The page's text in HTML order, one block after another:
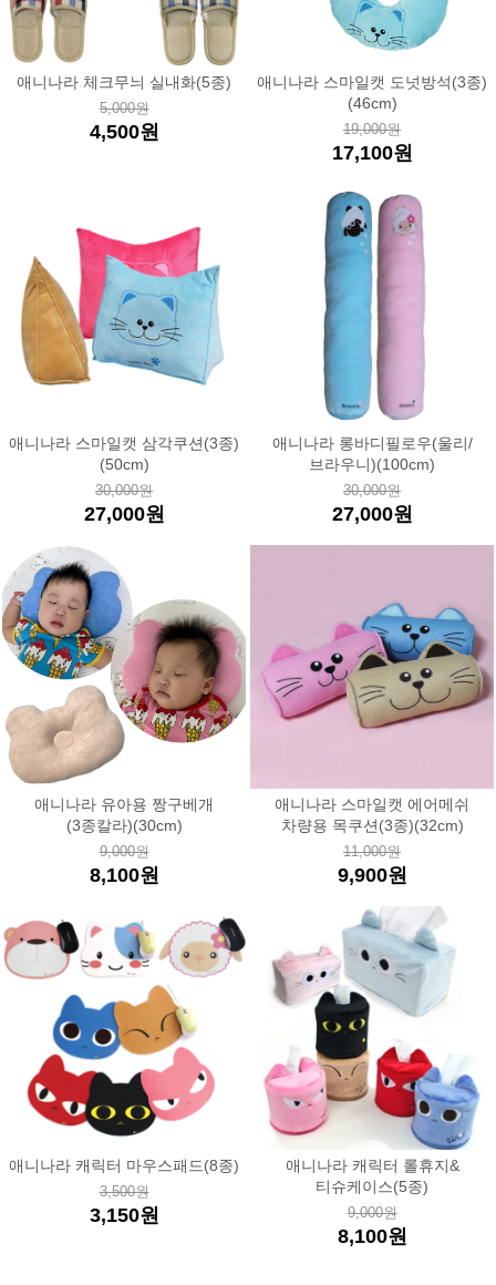
애니나라 체크무늬 실내화(5종)
5,000원
4,500원
애니나라 스마일캣 도넛방석(3종)
(46cm)
19,000원
17,100원
애니나라 스마일캣 삼각쿠션(3종)
(50cm)
30,000원
27,000원
애니나라 롱바디필로우(울리/
브라우니)(100cm)
30,000원
27,000원
애니나라 유아용 짱구베개
(3종칼라)(30cm)
9,000원
8,100원
애니나라 스마일캣 에어메쉬
차량용 목쿠션(3종)(32cm)
11,000원
9,900원
애니나라 캐릭터 마우스패드(8종)
3,500원
3,150원
애니나라 캐릭터 롤휴지&
티슈케이스(5종)
9,000원
8,100원